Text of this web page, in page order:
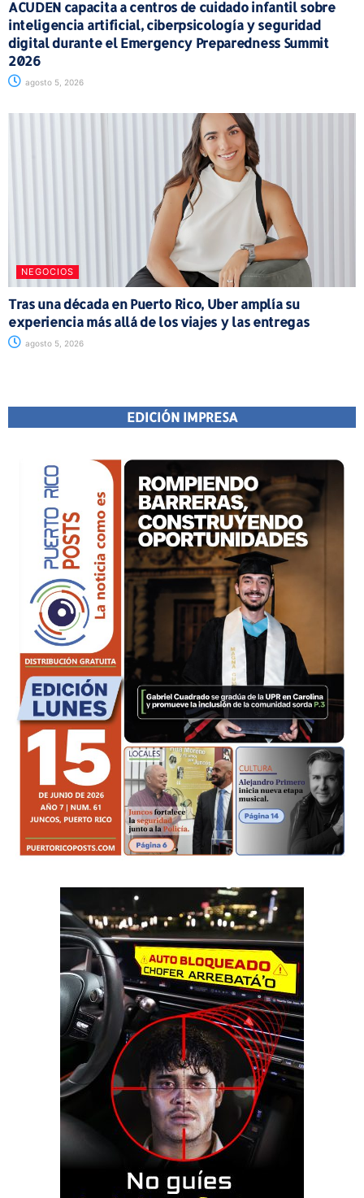
ACUDEN capacita a centros de cuidado infantil sobre
inteligencia artificial, ciberpsicología y seguridad
digital durante el Emergency Preparedness Summit
2026
agosto 5, 2026
NEGOCIOS
Tras una década en Puerto Rico, Uber amplía su
experiencia más allá de los viajes y las entregas
agosto 5, 2026
EDICIÓN IMPRESA